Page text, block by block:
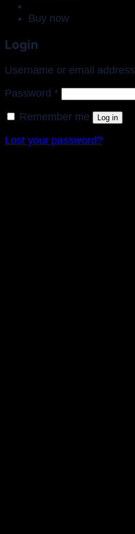
Buy now
Login
Username or email address
Password *Required
Remember me Log in
Lost your password?